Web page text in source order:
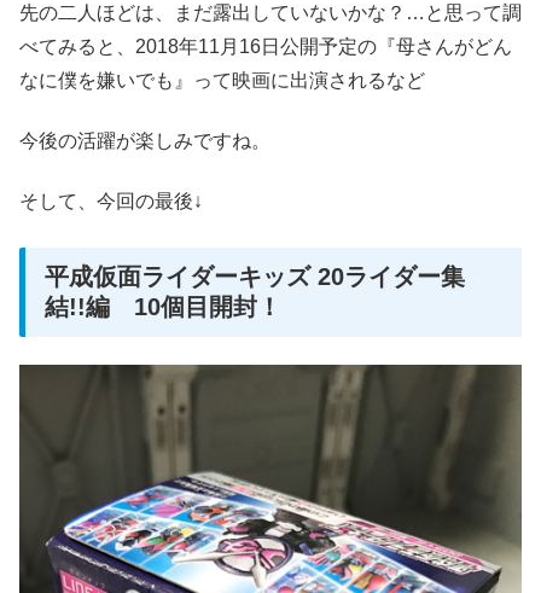
先の二人ほどは、まだ露出していないかな？…と思って調
べてみると、2018年11月16日公開予定の『母さんがどん
なに僕を嫌いでも』って映画に出演されるなど
今後の活躍が楽しみですね。
そして、今回の最後↓
平成仮面ライダーキッズ 20ライダー集
結!!編 10個目開封！